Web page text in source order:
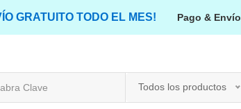
GRATUITO TODO EL MES! Pago & Envío
Todos los productos